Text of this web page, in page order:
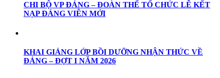
CHI BỘ VP ĐẢNG – ĐOÀN THỂ TỔ CHỨC LỄ KẾT
NẠP ĐẢNG VIÊN MỚI
KHAI GIẢNG LỚP BỒI DƯỠNG NHẬN THỨC VỀ
ĐẢNG – ĐỢT I NĂM 2026